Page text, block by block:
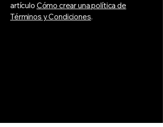
artículo Cómo crear una política de
Términos y Condiciones.